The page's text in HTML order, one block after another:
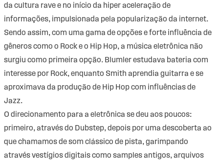
da cultura rave e no início da hiper aceleração de
informações, impulsionada pela popularização da internet.
Sendo assim, com uma gama de opções e forte influência de
gêneros como o Rock e o Hip Hop, a música eletrônica não
surgiu como primeira opção. Blumler estudava bateria com
interesse por Rock, enquanto Smith aprendia guitarra e se
aproximava da produção de Hip Hop com influências de
Jazz.
O direcionamento para a eletrônica se deu aos poucos:
primeiro, através do Dubstep, depois por uma descoberta ao
que chamamos de som clássico de pista, garimpando
através vestígios digitais como samples antigos, arquivos